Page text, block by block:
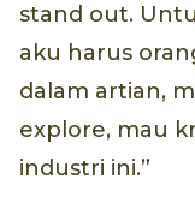
stand out.
aku harus
dalam artian,
explore, mau
industri ini.”